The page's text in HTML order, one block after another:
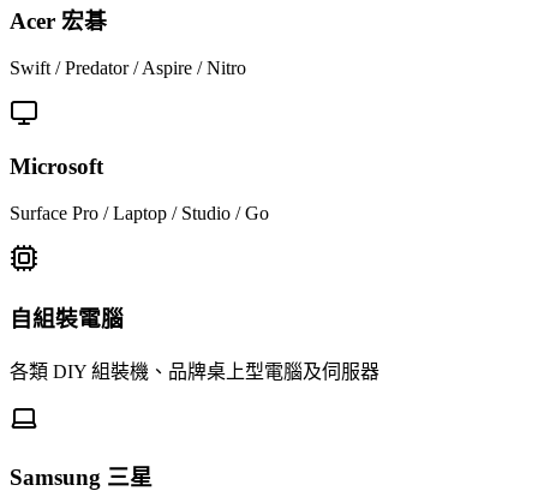
Acer 宏碁
Swift / Predator / Aspire / Nitro
Microsoft
Surface Pro / Laptop / Studio / Go
自組裝電腦
各類 DIY 組裝機、品牌桌上型電腦及伺服器
Samsung 三星